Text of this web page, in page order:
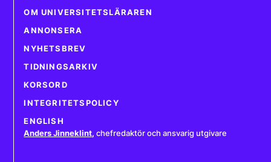
OM UNIVERSITETSLÄRAREN
ANNONSERA
NYHETSBREV
TIDNINGSARKIV
KORSORD
INTEGRITETSPOLICY
ENGLISH
Anders Jinneklint, chefredaktör och ansvarig utgivare